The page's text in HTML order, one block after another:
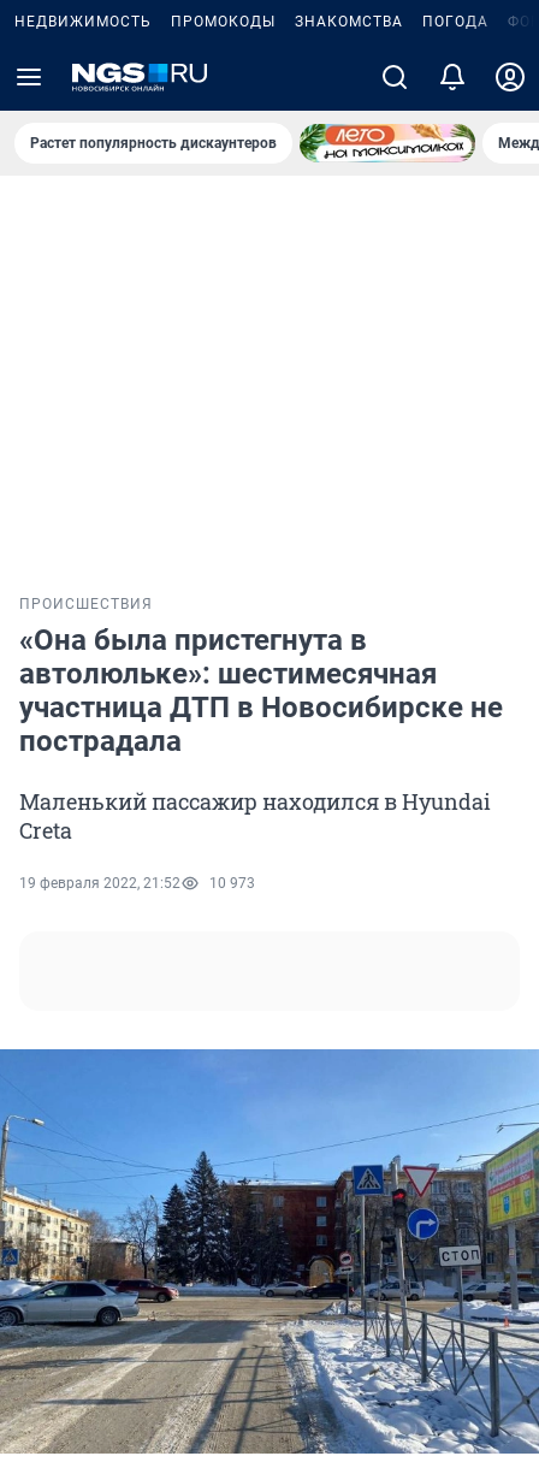
НЕДВИЖИМОСТЬ ПРОМОКОДЫ ЗНАКОМСТВА ПОГОДА
Растет популярность дискаунтеров
ПРОИСШЕСТВИЯ
«Она была пристегнута в
автолюльке»: шестимесячная
участница ДТП в Новосибирске не
пострадала
Маленький пассажир находился в Hyundai
Creta
19 февраля 2022, 21:52 10 973